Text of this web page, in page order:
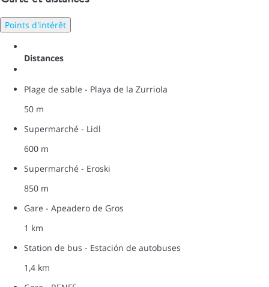
Points d'intérêt
Distances
Plage de sable - Playa de la Zurriola
50 m
Supermarché - Lidl
600 m
Supermarché - Eroski
850 m
Gare - Apeadero de Gros
1 km
Station de bus - Estación de autobuses
1,4 km